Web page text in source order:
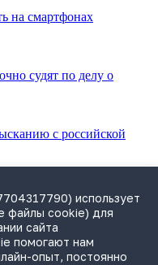
на смартфонах
судят по делу о
с российской
нарушений
к 12 годам по делу
использует
файлы cookie) для
сайта
помогают нам
опыт, постоянно